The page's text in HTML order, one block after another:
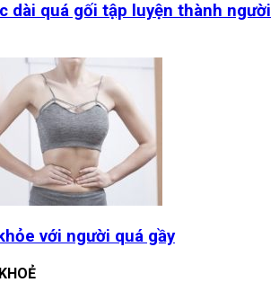
dài quá gối tập luyện thành người
với người quá gầy